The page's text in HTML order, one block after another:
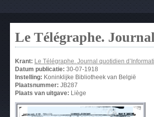
Le Télégraphe.
Krant: Le Télégraphe. Journal quotidien
Datum publicatie: 30-07-1918
Instelling: Koninklijke Bibliotheek van België
Plaatsnummer: JB287
Plaats van uitgave: Liège